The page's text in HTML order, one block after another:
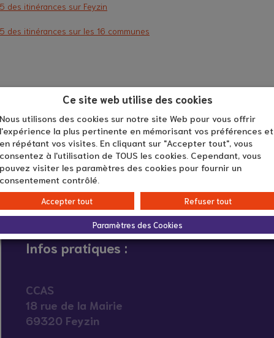
des itinérances sur Feyzin
des itinérances sur les 16 communes
Infos pratiques :
CCAS
18 rue de la Mairie
69320 Feyzin
Ce site web utilise des cookies
Nous utilisons des cookies sur notre site Web pour vous offrir
l'expérience la plus pertinente en mémorisant vos préférences et
en répétant vos visites. En cliquant sur "Accepter tout", vous
consentez à l'utilisation de TOUS les cookies. Cependant, vous
pouvez visiter les paramètres des cookies pour fournir un
consentement contrôlé.
Accepter tout Refuser tout
Paramètres des Cookies